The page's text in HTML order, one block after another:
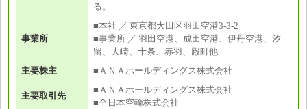
る。
事業所
■本社 ／ 東京都大田区羽田空港3-3-2
■事業所 ／ 羽田空港、成田空港、伊丹空港、汐
留、大崎、十条、赤羽、殿町他
主要株主
■ＡＮＡホールディングス株式会社
主要取引先
■ＡＮＡホールディングス株式会社
■全日本空輸株式会社